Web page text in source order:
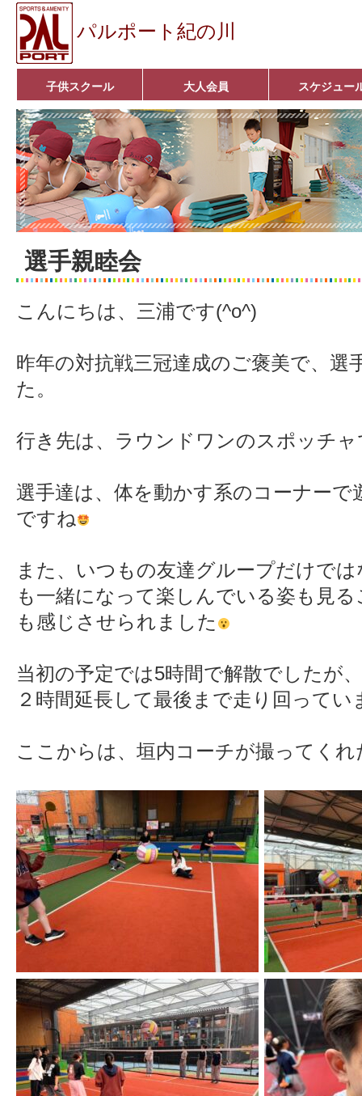
パルポート紀の川
子供スクール
ベビーコース
幼児コース
小学生コース
育成コース
選手コース
キッズパーク(体操教室)
子どもダンス教室
■入会案内■
大人会員
アクア悠々クラブ
いきいきコース
■入会案内■
スケジュー
選手親睦会
こんにちは、三浦です(^o^)
昨年の対抗戦三冠達成のご褒美で、選
た。
行き先は、ラウンドワンのスポッチャ
選手達は、体を動かす系のコーナー
ですね
また、いつもの友達グループだけで
も一緒になって楽しんでいる姿も見
も感じさせられました
当初の予定では5時間で解散でしたが
２時間延長して最後まで走り回ってい
ここからは、垣内コーチが撮ってく